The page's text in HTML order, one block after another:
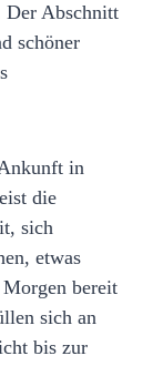
Der Abschnitt
schöner
in
die
sich
etwas
Morgen bereit
sich an
bis zur